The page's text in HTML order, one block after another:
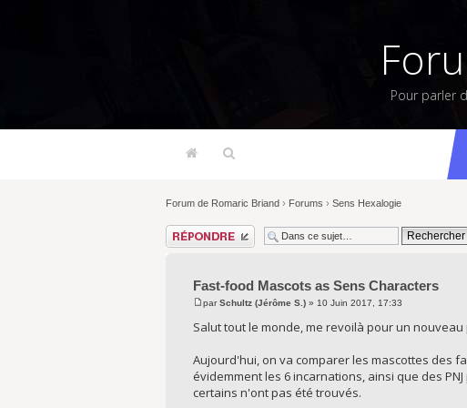
Pour parler
Forum de Romaric Briand › Forums › Sens Hexalogie
Répondre
Fast-food Mascots as Sens Characters
parSchultz (Jérôme S.) » 10 Juin 2017, 17:33
Salut tout le monde, me revoilà pour un nouveau
Aujourd'hui, on va comparer les mascottes des
évidemment les 6 incarnations, ainsi que des
certains n'ont pas été trouvés.